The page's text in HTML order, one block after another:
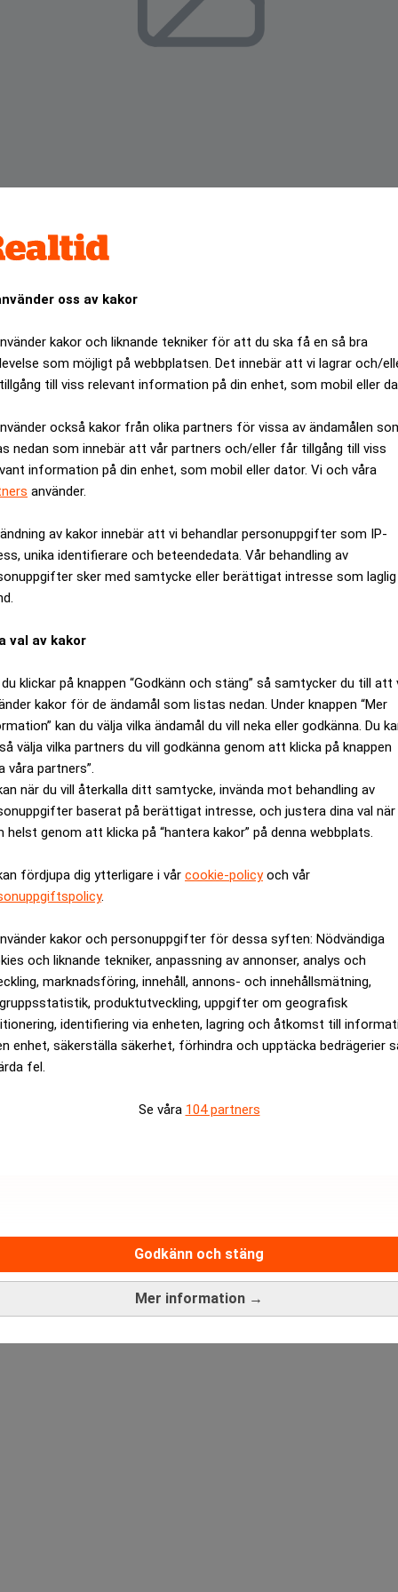
oss av kakor
kakor och liknande tekniker för att du ska få en så bra
som möjligt på webbplatsen. Det innebär att vi lagrar och/
till viss relevant information på din enhet, som mobil eller
också kakor från olika partners för vissa av ändamålen
nedan som innebär att vår partners och/eller får tillgång till viss
information på din enhet, som mobil eller dator. Vi och våra
använder.
av kakor innebär att vi behandlar personuppgifter som IP-
unika identifierare och beteendedata. Vår behandling av
sker med samtycke eller berättigat intresse som laglig
val av kakor
klickar på knappen “Godkänn och stäng” så samtycker du till att
kakor för de ändamål som listas nedan. Under knappen “Mer
kan du välja vilka ändamål du vill neka eller godkänna. Du
välja vilka partners du vill godkänna genom att klicka på knappen
våra partners”.
när du vill återkalla ditt samtycke, invända mot behandling av
baserat på berättigat intresse, och justera dina val när
helst genom att klicka på “hantera kakor” på denna webbplats.
fördjupa dig ytterligare i vår cookie-policyoch vår
.
kakor och personuppgifter för dessa syften: Nödvändiga
och liknande tekniker, anpassning av annonser, analys och
marknadsföring, innehåll, annons- och innehållsmätning,
produktutveckling, uppgifter om geografisk
identifiering via enheten, lagring och åtkomst till
enhet, säkerställa säkerhet, förhindra och upptäcka bedrägerier
fel.
Se våra 104 partners
Mer information →
Godkänn och stäng
ett rekommenderat kontanterbjudande till
ANNONS
rekommenderat kontanterbjudande om 10,75 kronor per
Det totala budvärdet uppgår till cirka 604 miljoner
en premie om 30,5 procent i förhållande till
av det offentliga erbjudandet.
Allgons aktieägare att acceptera erbjudandet.
och Akei, som tillsammans innehar cirka 49,3 procent
på vissa villkor, skriver Latour Industries.
idag den 14 december 2020 och avslutas den 22 januari
PricewaterhouseCoopers för avgivande av ett
och Roschier Advokatbyrå legal rådgivare till Latour
är kostnadsfritt: Prenumerera
Medarbetare inom Intern
Sista ansökningsdag: